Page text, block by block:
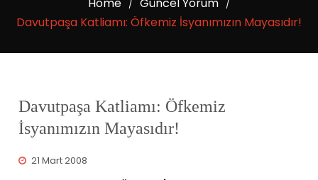
/ /
Davutpaşa Katliamı: Öfkemiz İsyanımızın Mayasıdır!
Davutpaşa Katliamı: Öfkemiz
İsyanımızın Mayasıdır!
21 Mart 2008